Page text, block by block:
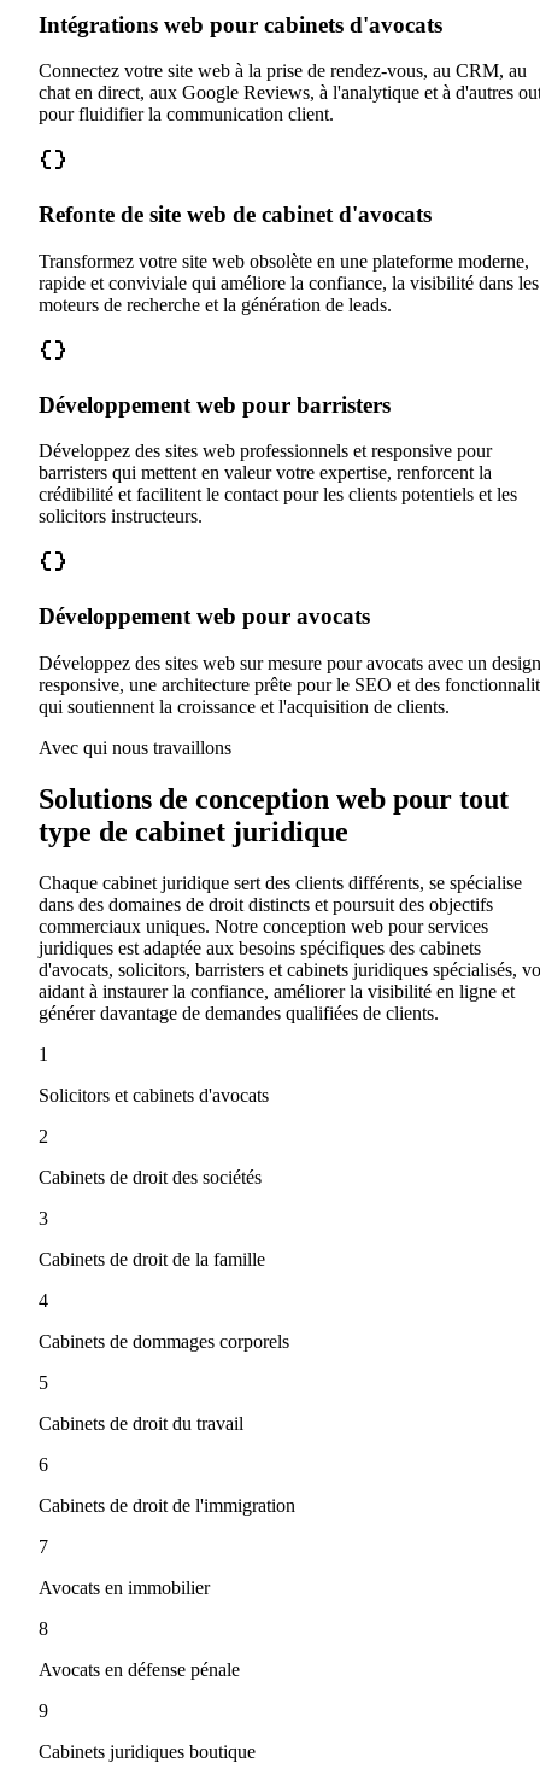
Intégrations web pour cabinets d'avocats
Connectez votre site web à la prise de rendez-vous, au CRM, au
chat en direct, aux Google Reviews, à l'analytique et à d'autres
pour fluidifier la communication client.
Refonte de site web de cabinet d'avocats
Transformez votre site web obsolète en une plateforme moderne,
rapide et conviviale qui améliore la confiance, la visibilité dans les
moteurs de recherche et la génération de leads.
Développement web pour barristers
Développez des sites web professionnels et responsive pour
barristers qui mettent en valeur votre expertise, renforcent la
crédibilité et facilitent le contact pour les clients potentiels et les
solicitors instructeurs.
Développement web pour avocats
Développez des sites web sur mesure pour avocats avec un design
responsive, une architecture prête pour le SEO et des
qui soutiennent la croissance et l'acquisition de clients.
Avec qui nous travaillons
Solutions de conception web pour tout
type de cabinet juridique
Chaque cabinet juridique sert des clients différents, se spécialise
dans des domaines de droit distincts et poursuit des objectifs
commerciaux uniques. Notre conception web pour services
juridiques est adaptée aux besoins spécifiques des cabinets
d'avocats, solicitors, barristers et cabinets juridiques spécialisés,
aidant à instaurer la confiance, améliorer la visibilité en ligne et
générer davantage de demandes qualifiées de clients.
1
Solicitors et cabinets d'avocats
2
Cabinets de droit des sociétés
3
Cabinets de droit de la famille
4
Cabinets de dommages corporels
5
Cabinets de droit du travail
6
Cabinets de droit de l'immigration
7
Avocats en immobilier
8
Avocats en défense pénale
9
Cabinets juridiques boutique